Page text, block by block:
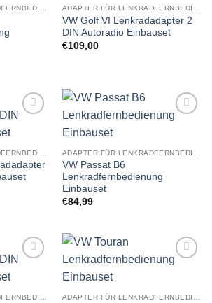
ADAPTER FÜR LENKRADFERNBEDIENUNG EINBAUSETS ADAPTER FÜR LENKRADFERNBEDIENUNG EINBAUSETS
VW Golf VI Lenkradadapter 2
DIN Autoradio Einbauset
€109,00
VW Passat B6
Lenkradfernbedienung
Einbauset
€84,99